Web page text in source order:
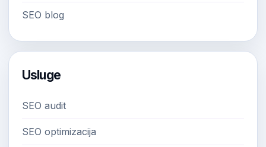
SEO blog
Usluge
SEO audit
SEO optimizacija